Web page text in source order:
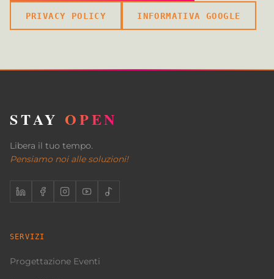
PRIVACY POLICY INFORMATIVA GOOGLE
STAY OPEN
Libera il tuo tempo.
Pensiamo noi alle soluzioni!
SERVIZI
Progettazione Eventi